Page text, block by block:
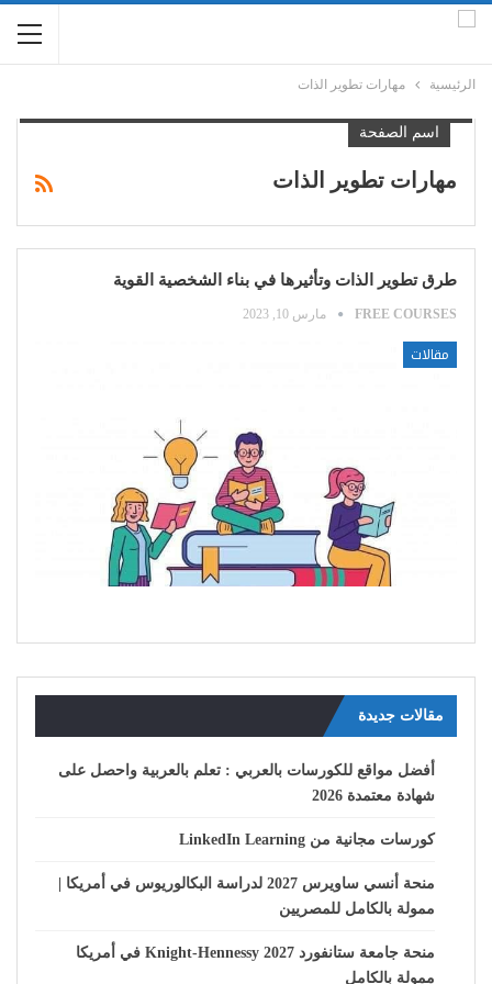
الرئيسية مهارات تطوير الذات
اسم الصفحة
مهارات تطوير الذات
طرق تطوير الذات وتأثيرها في بناء الشخصية القوية
FREE COURSES مارس 10, 2023
مقالات
مقالات جديدة
أفضل مواقع للكورسات بالعربي : تعلم بالعربية واحصل على
شهادة معتمدة 2026
كورسات مجانية من LinkedIn Learning
منحة أنسي ساويرس 2027 لدراسة البكالوريوس في أمريكا |
ممولة بالكامل للمصريين
منحة جامعة ستانفورد Knight-Hennessy 2027 في أمريكا
ممولة بالكامل